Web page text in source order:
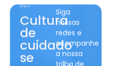
Cultura
de
cuidado
se
Siga
nossas
redes e
acompanhe
a nossa